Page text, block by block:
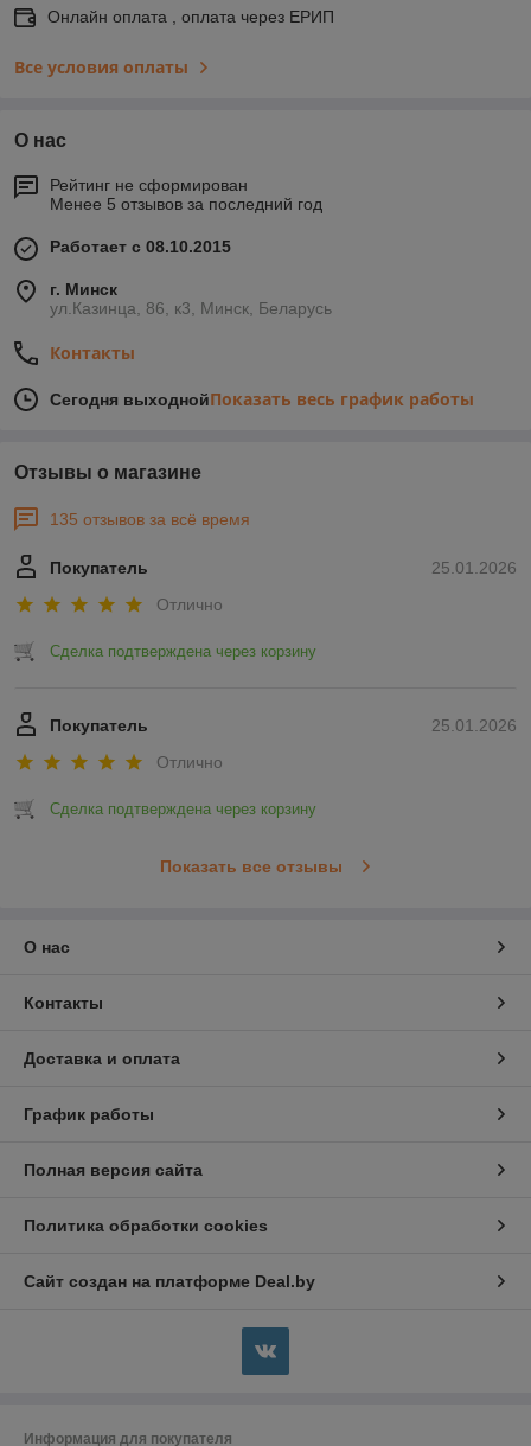
Онлайн оплата , оплата через ЕРИП
Все условия оплаты
О нас
Рейтинг не сформирован
Менее 5 отзывов за последний год
Работает с 08.10.2015
г. Минск
ул.Казинца, 86, к3, Минск, Беларусь
Контакты
Сегодня выходнойПоказать весь график работы
Отзывы о магазине
135 отзывов за всё время
25.01.2026
Покупатель
Отлично
Сделка подтверждена через корзину
25.01.2026
Покупатель
Отлично
Сделка подтверждена через корзину
Показать все отзывы
О нас
Контакты
Доставка и оплата
График работы
Полная версия сайта
Политика обработки cookies
Сайт создан на платформе Deal.by
Информация для покупателя